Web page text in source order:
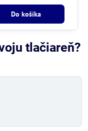
Do košíka
tlačiareň?